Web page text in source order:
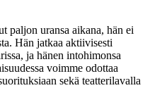
paljon uransa aikana, hän ei
Hän jatkaa aktiivisesti
ja hänen intohimonsa
voimme odottaa
sekä teatterilavalla